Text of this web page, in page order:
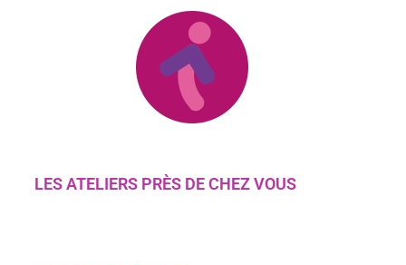
LES ATELIERS PRÈS DE CHEZ VOUS​